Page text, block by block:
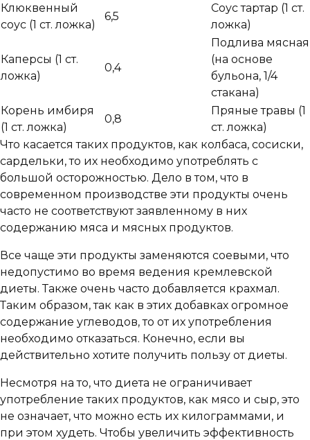
Клюквенный
соус (1 ст. ложка)
6,5
Соус тартар (1 ст.
ложка)
Каперсы (1 ст.
ложка)
0,4
Подлива мясная
(на основе
бульона, 1/4
стакана)
Корень имбиря
(1 ст. ложка)
0,8
Пряные травы (1
ст. ложка)
Что касается таких продуктов, как колбаса, сосиски,
сардельки, то их необходимо употреблять с
большой осторожностью. Дело в том, что в
современном производстве эти продукты очень
часто не соответствуют заявленному в них
содержанию мяса и мясных продуктов.
Все чаще эти продукты заменяются соевыми, что
недопустимо во время ведения кремлевской
диеты. Также очень часто добавляется крахмал.
Таким образом, так как в этих добавках огромное
содержание углеводов, то от их употребления
необходимо отказаться. Конечно, если вы
действительно хотите получить пользу от диеты.
Несмотря на то, что диета не ограничивает
употребление таких продуктов, как мясо и сыр, это
не означает, что можно есть их килограммами, и
при этом худеть. Чтобы увеличить эффективность